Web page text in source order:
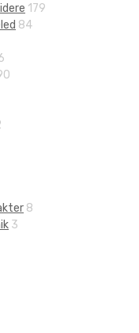
179
84
8
3